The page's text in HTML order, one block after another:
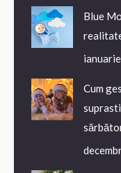
Blue
Cum